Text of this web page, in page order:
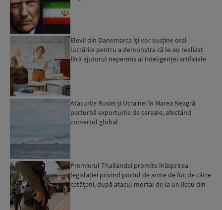
Elevii din Danemarca își vor susține oral
lucrările pentru a demonstra că le-au realizat
fără ajutorul nepermis al inteligenței artificiale
Atacurile Rusiei și Ucrainei în Marea Neagră
perturbă exporturile de cereale, afectând
comerțul global
Premierul Thailandei promite înăsprirea
legislației privind portul de arme de foc de către
cetățeni, după atacul mortal de la un liceu din